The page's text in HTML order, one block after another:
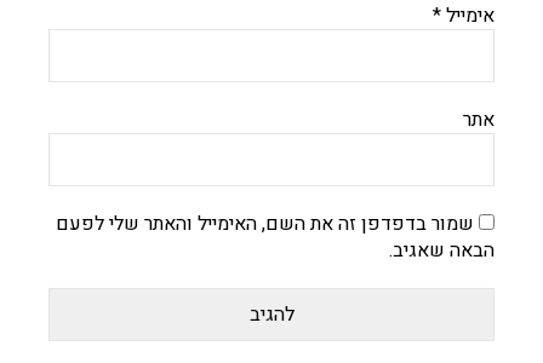
אימייל*
אתר
שמור בדפדפן זה את השם, האימייל והאתר שלי לפעם
הבאה שאגיב.